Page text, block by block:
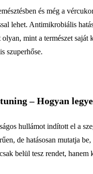
és még a
lehet. Antimikrobiális
mint a természet saját
szuperhőse.
– Hogyan
hullámot indított el a
de hatásosan mutatja
belül tesz rendet, hanem